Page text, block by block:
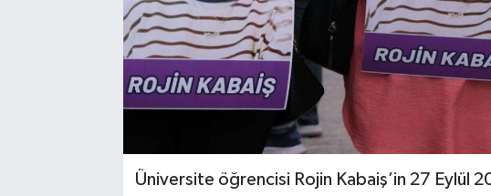
Üniversite öğrencisi Rojin Kabaiş’in 27 Eylül